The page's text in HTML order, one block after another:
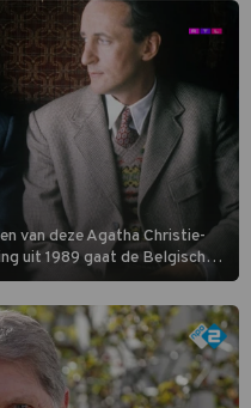
van deze Agatha Christie-
uit 1989 gaat de Belgische
kok. Poirot raakt al snel